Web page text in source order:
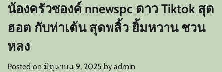
น้องครัวซองค์ nnewspc ดาว Tiktok สุด
ฮอต กับท่าเต้น สุดพลิ้ว ยิ้มหวาน ชวน
หลง
Posted on มิถุนายน 9, 2025 by admin